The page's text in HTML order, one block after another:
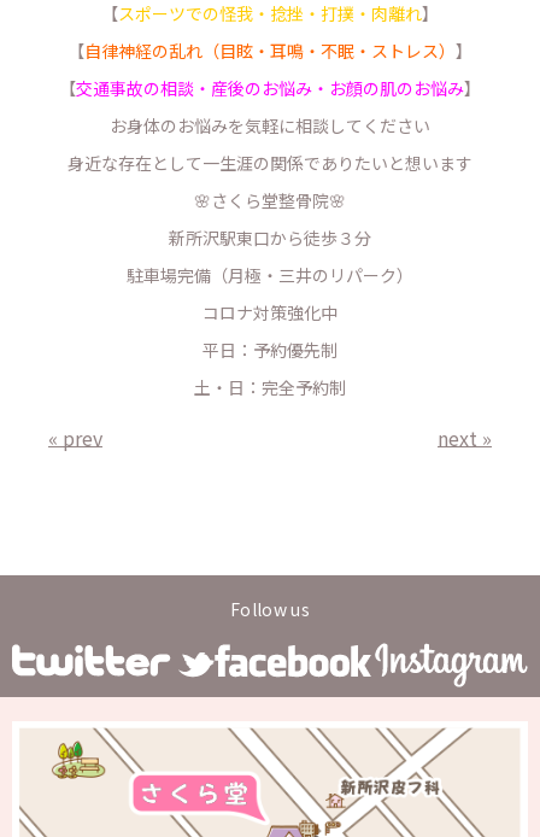
【スポーツでの怪我・捻挫・打撲・肉離れ】
【自律神経の乱れ（目眩・耳鳴・不眠・ストレス） 】
【交通事故の相談・産後のお悩み・お顔の肌のお悩み】
お身体のお悩みを気軽に相談してください
身近な存在として一生涯の関係でありたいと想います
🌸さくら堂整骨院🌸
新所沢駅東口から徒歩３分
駐車場完備（月極・三井のリパーク）
コロナ対策強化中
平日：予約優先制
土・日：完全予約制
« prev next »
Follow us